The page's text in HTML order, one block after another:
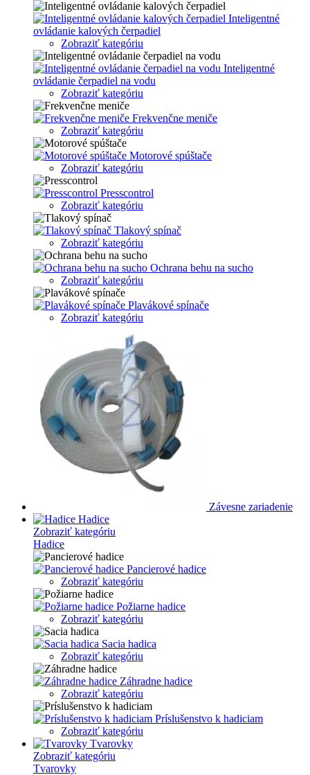
Inteligentné
ovládanie kalových čerpadiel
Zobraziť kategóriu
Inteligentné
ovládanie čerpadiel na vodu
Zobraziť kategóriu
Frekvenčne meniče
Zobraziť kategóriu
Motorové spúštače
Zobraziť kategóriu
Presscontrol
Zobraziť kategóriu
Tlakový spínač
Zobraziť kategóriu
Ochrana behu na sucho
Zobraziť kategóriu
Plavákové spínače
Zobraziť kategóriu
Závesne zariadenie
Hadice
Zobraziť kategóriu
Hadice
Pancierové hadice
Zobraziť kategóriu
Požiarne hadice
Zobraziť kategóriu
Sacia hadica
Zobraziť kategóriu
Záhradne hadice
Zobraziť kategóriu
Príslušenstvo k hadiciam
Zobraziť kategóriu
Tvarovky
Zobraziť kategóriu
Tvarovky